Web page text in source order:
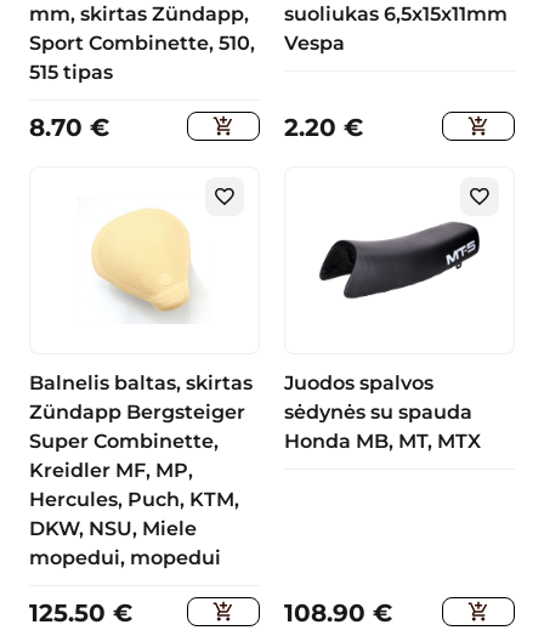
mm, skirtas Zündapp,
Sport Combinette, 510,
515 tipas
8.70 €
suoliukas 6,5x15x11mm
Vespa
2.20 €
Balnelis baltas, skirtas
Zündapp Bergsteiger
Super Combinette,
Kreidler MF, MP,
Hercules, Puch, KTM,
DKW, NSU, Miele
mopedui, mopedui
125.50 €
Juodos spalvos
sėdynės su spauda
Honda MB, MT, MTX
108.90 €